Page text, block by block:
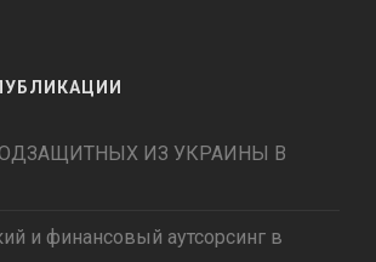
ИЗ УКРАИНЫ В
и финансовый аутсорсинг в